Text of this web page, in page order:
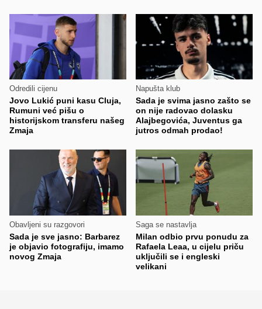
Odredili cijenu
Jovo Lukić puni kasu Cluja,
Rumuni već pišu o
historijskom transferu našeg
Zmaja
Napušta klub
Sada je svima jasno zašto se
on nije radovao dolasku
Alajbegovića, Juventus ga
jutros odmah prodao!
Obavljeni su razgovori
Sada je sve jasno: Barbarez
je objavio fotografiju, imamo
novog Zmaja
Saga se nastavlja
Milan odbio prvu ponudu za
Rafaela Leaa, u cijelu priču
uključili se i engleski
velikani